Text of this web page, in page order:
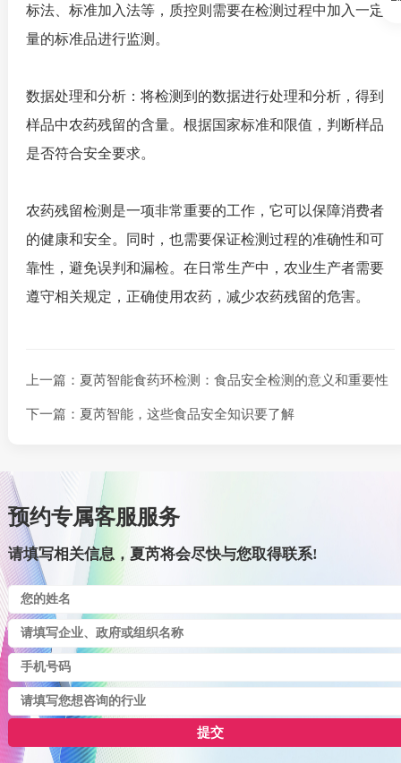
标法、标准加入法等，质控则需要在检测过程中加入一定
量的标准品进行监测。
数据处理和分析：将检测到的数据进行处理和分析，得到
样品中农药残留的含量。根据国家标准和限值，判断样品
是否符合安全要求。
农药残留检测是一项非常重要的工作，它可以保障消费者
的健康和安全。同时，也需要保证检测过程的准确性和可
靠性，避免误判和漏检。在日常生产中，农业生产者需要
遵守相关规定，正确使用农药，减少农药残留的危害。
上一篇：夏芮智能食药环检测：食品安全检测的意义和重要性
下一篇：夏芮智能，这些食品安全知识要了解
预约专属客服服务
请填写相关信息，夏芮将会尽快与您取得联系!
提交